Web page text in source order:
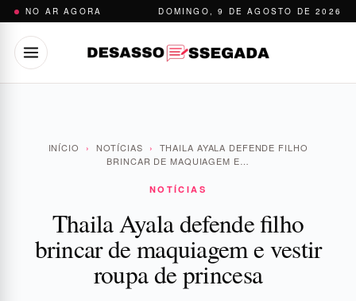
Pular
conteúdo
NO AR AGORA DOMINGO, 9 DE AGOSTO DE 2026
INÍCIO › NOTÍCIAS ›
THAILA AYALA DEFENDE FILHO
BRINCAR DE MAQUIAGEM E…
NOTÍCIAS
Thaila Ayala defende filho
brincar de maquiagem e vestir
roupa de princesa